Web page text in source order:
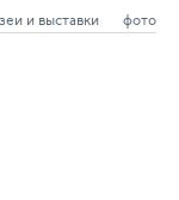
и выставки фото